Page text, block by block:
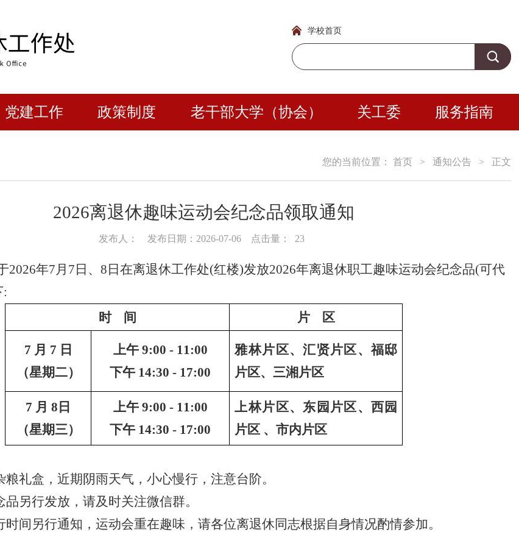
学校首页
党建工作 政策制度 老干部大学（协会） 关工委 服务指南
您的当前位置： 首页> 通知公告 > 正文
2026离退休趣味运动会纪念品领取通知
发布人： 发布日期：2026-07-06 点击量： 23
2026年7月 7 日、8 日在离退休工作处(红楼)发放2026年离退休职工趣味运动会纪念品(可代
:
时
间 片 区
7 月 7 日
（星期二）
上午 9:00 - 11:00
下午 14:30 - 17:00
雅林片区、汇贤片区、福邸
片区、三湘片区
7 月8 日
（星期三）
上午 9:00 - 11:00
下午 14:30 - 17:00
上林片区、东园片区、西园
片区 、市内片区
粮礼盒，近期阴雨天气，小心慢行，注意台阶。
另行发放，请及时关注微信群。
时间另行通知 ，运动会重在趣味，请各位离退休同志根据自身情况酌情参加。